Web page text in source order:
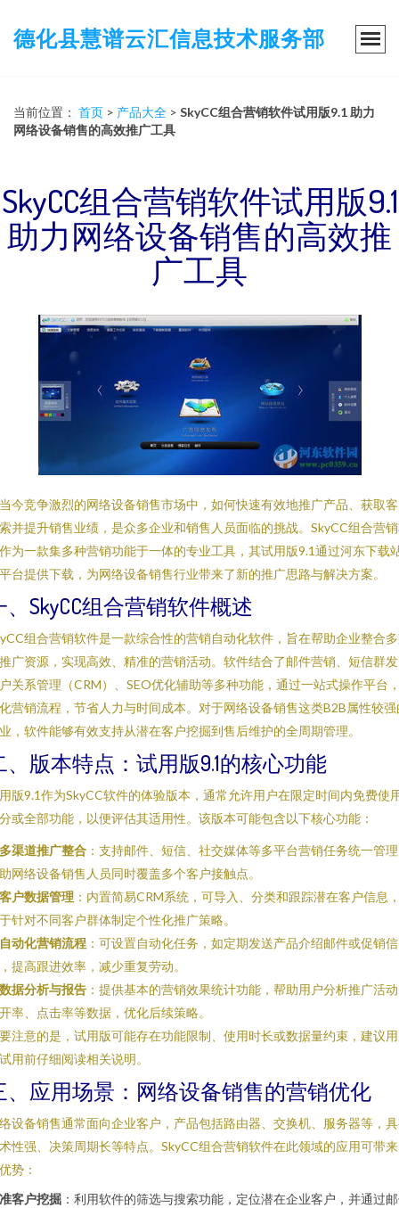
德化县慧谱云汇信息技术服务部
当前位置： 首页 > 产品大全 > SkyCC组合营销软件试用版9.1 助力
网络设备销售的高效推广工具
SkyCC组合营销软件试用版9.1
助力网络设备销售的高效推
广工具
今竞争激烈的网络设备销售市场中，如何快速有效地推广产品、获取
并提升销售业绩，是众多企业和销售人员面临的挑战。SkyCC组合营
为一款集多种营销功能于一体的专业工具，其试用版9.1通过河东下载
台提供下载，为网络设备销售行业带来了新的推广思路与解决方案。
、SkyCC组合营销软件概述
组合营销软件是一款综合性的营销自动化软件，旨在帮助企业整合
广资源，实现高效、精准的营销活动。软件结合了邮件营销、短信群
关系管理（CRM）、SEO优化辅助等多种功能，通过一站式操作平台
营销流程，节省人力与时间成本。对于网络设备销售这类B2B属性较强
，软件能够有效支持从潜在客户挖掘到售后维护的全周期管理。
、版本特点：试用版9.1的核心功能
版9.1作为SkyCC软件的体验版本，通常允许用户在限定时间内免费使
或全部功能，以便评估其适用性。该版本可能包含以下核心功能：
多渠道推广整合 ：支持邮件、短信、社交媒体等多平台营销任务统一管
网络设备销售人员同时覆盖多个客户接触点。
客户数据管理 ：内置简易CRM系统，可导入、分类和跟踪潜在客户信息
针对不同客户群体制定个性化推广策略。
自动化营销流程 ：可设置自动化任务，如定期发送产品介绍邮件或促销信
提高跟进效率，减少重复劳动。
数据分析与报告 ：提供基本的营销效果统计功能，帮助用户分析推广活
率、点击率等数据，优化后续策略。
注意的是，试用版可能存在功能限制、使用时长或数据量约束，建议
用前仔细阅读相关说明。
、应用场景：网络设备销售的营销优化
设备销售通常面向企业客户，产品包括路由器、交换机、服务器等，
性强、决策周期长等特点。SkyCC组合营销软件在此领域的应用可带
势：
客户挖掘 ：利用软件的筛选与搜索功能，定位潜在企业客户，并通过